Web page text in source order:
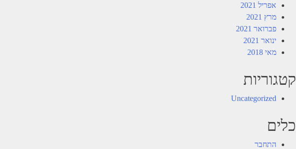
אפריל 2021
מרץ 2021
פברואר 2021
ינואר 2021
מאי 2018
קטגוריות
Uncategorized
כלים
התחבר